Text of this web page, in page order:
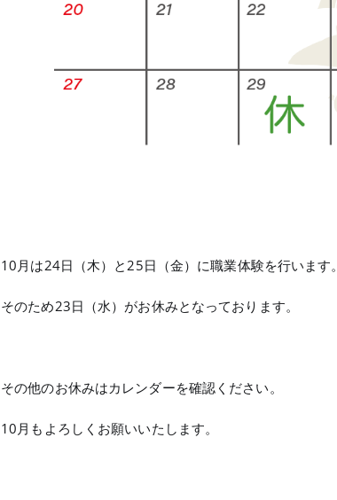
10月は24日（木）と25日（金）に職業体験を行います。
そのため23日（水）がお休みとなっております。
その他のお休みはカレンダーを確認ください。
10月もよろしくお願いいたします。